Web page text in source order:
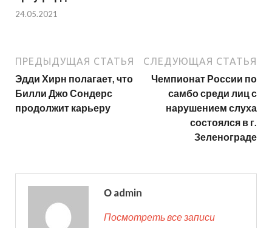
24.05.2021
ПРЕДЫДУЩАЯ СТАТЬЯ
Эдди Хирн полагает, что
Билли Джо Сондерс
продолжит карьеру
СЛЕДУЮЩАЯ СТАТЬЯ
Чемпионат России по
самбо среди лиц с
нарушением слуха
состоялся в г.
Зеленограде
О admin
Посмотреть все записи